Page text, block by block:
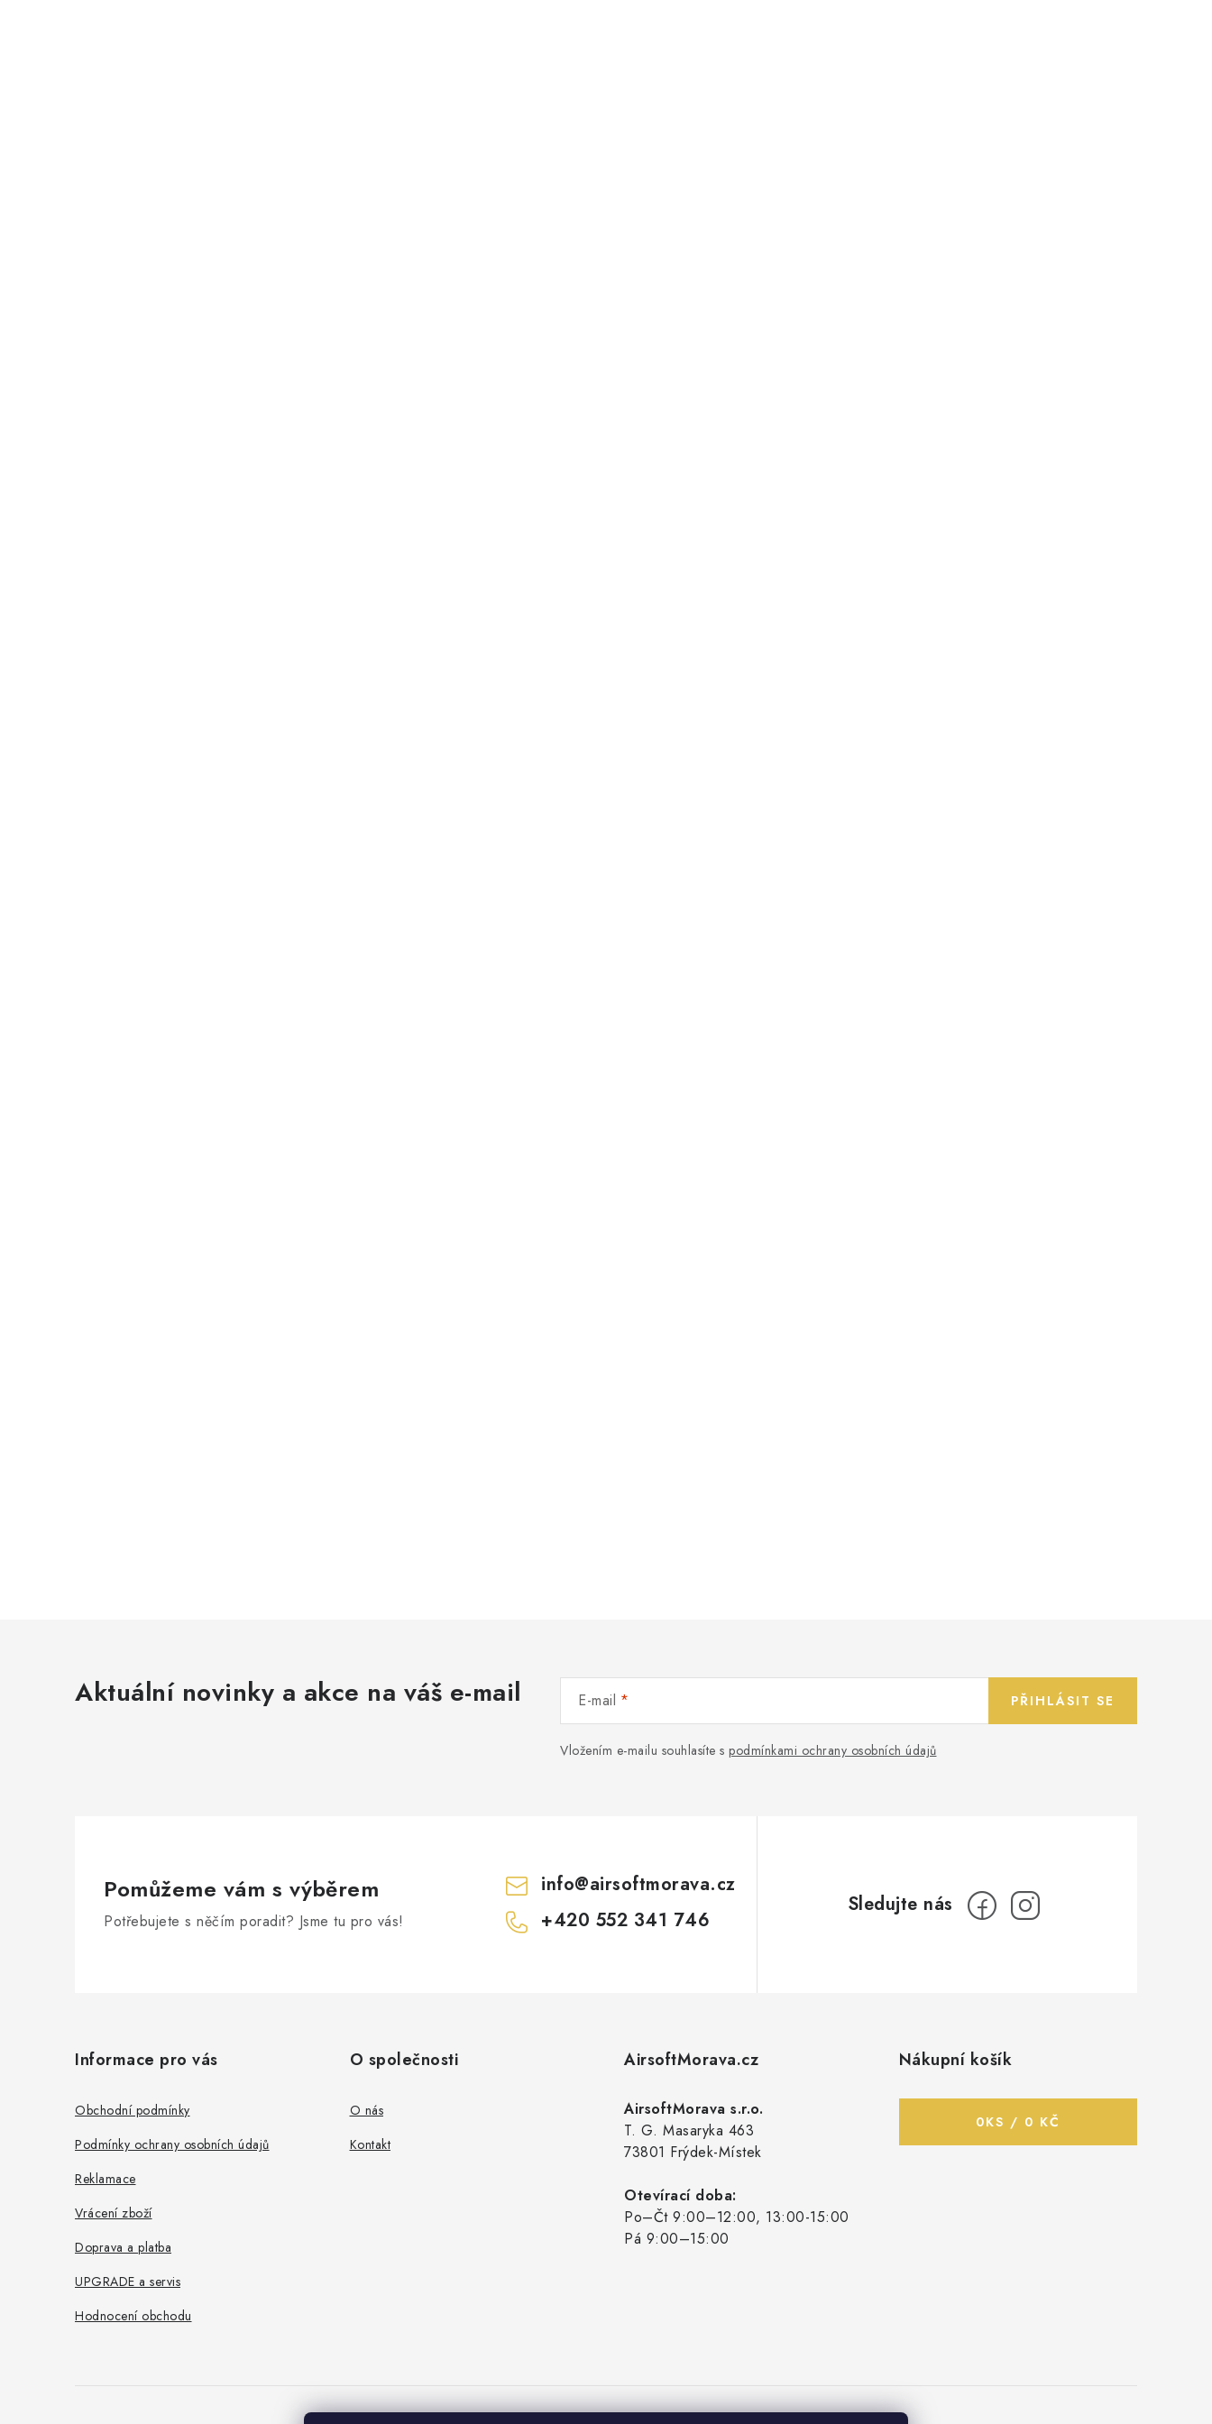
Aktuální novinky a akce na váš e-mail E-mail
Vložením e-mailu souhlasíte s podmínkami ochrany osobních údajů
PŘIHLÁSIT SE
Pomůžeme vám s výběrem
Potřebujete s něčím poradit? Jsme tu pro vás!
info@airsoftmorava.cz
+420 552 341 746
Informace pro vás
Obchodní podmínky
Podmínky ochrany osobních údajů
Reklamace
Vrácení zboží
Doprava a platba
UPGRADE a servis
Hodnocení obchodu
O společnosti
O nás
Kontakt
AirsoftMorava.cz
AirsoftMorava s.r.o.
T. G. Masaryka 463
73801 Frýdek-Místek
Otevírací doba:
Po–Čt 9:00–12:00, 13:00-15:00
Pá 9:00–15:00
Nákupní košík
0KS / 0 KČ